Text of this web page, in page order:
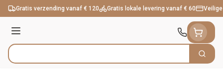
Ga naar de inhoud
Gratis verzending vanaf € 120 Gratis lokale levering vanaf € 60
Menu
Product, merk, categorie... Zoek